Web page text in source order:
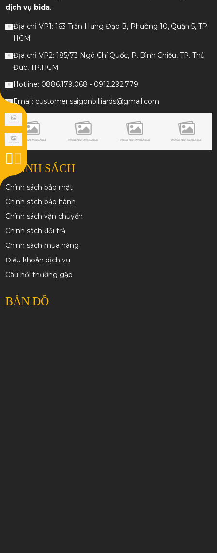
dịch vụ bida.
Địa chỉ VP1: 163 Trần Hưng Đạo B, Phường 10, Quận 5, TP.
HCM
Địa chỉ VP2: 185/73 Ngô Chí Quốc, P. Bình Chiểu, TP. Thủ
Đức, TP.HCM
Hotline: 0886.179.068 - 0912.292.779
Email: customer.saigonbilliards@gmail.com
CHÍNH SÁCH
Chính sách bảo mật
Chính sách bảo hành
Chính sách vận chuyển
Chính sách đổi trả
Chính sách mua hàng
Điều khoản dịch vụ
Câu hỏi thường gặp
BẢN ĐỒ